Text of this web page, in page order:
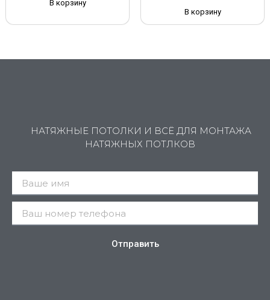
В корзину
В корзину
НАТЯЖНЫЕ ПОТОЛКИ И ВСЁ ДЛЯ МОНТАЖА
НАТЯЖНЫХ ПОТЛКОВ
Отправить